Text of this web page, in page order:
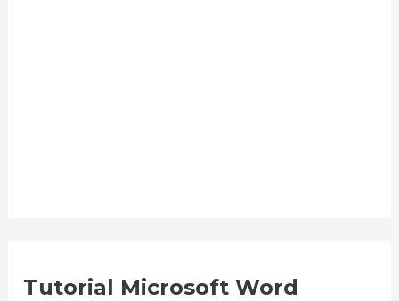
Tutorial Microsoft Word